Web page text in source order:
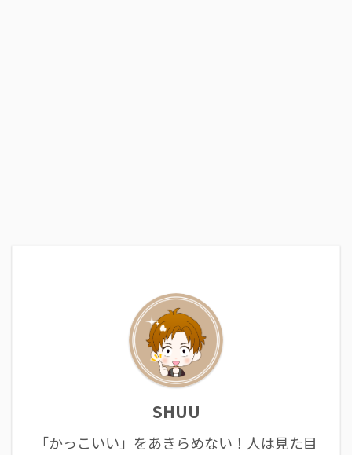
SHUU
「かっこいい」をあきらめない！人は見た目